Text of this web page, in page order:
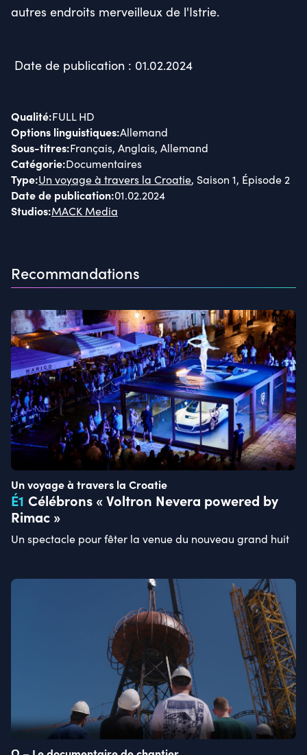
autres endroits merveilleux de l'Istrie.
Date de publication : 01.02.2024
Qualité:FULL HD
Options linguistiques:Allemand
Sous-titres:Français, Anglais, Allemand
Catégorie:Documentaires
Type:Un voyage à travers la Croatie, Saison 1, Épisode 2
Date de publication:01.02.2024
Studios:MACK Media
Recommandations
Un voyage à travers la Croatie
É1 Célébrons « Voltron Nevera powered by
Rimac »
Un spectacle pour fêter la venue du nouveau grand huit